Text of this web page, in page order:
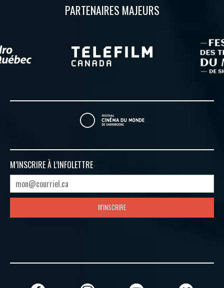
PARTENAIRES MAJEURS
M’INSCRIRE À L’INFOLETTRE
M'INSCRIRE